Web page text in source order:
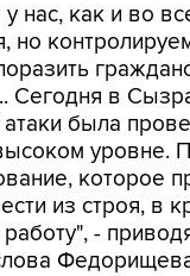
нас, как и во
но
Сегодня в
атаки была
уровне.
которое
из строя, в
-